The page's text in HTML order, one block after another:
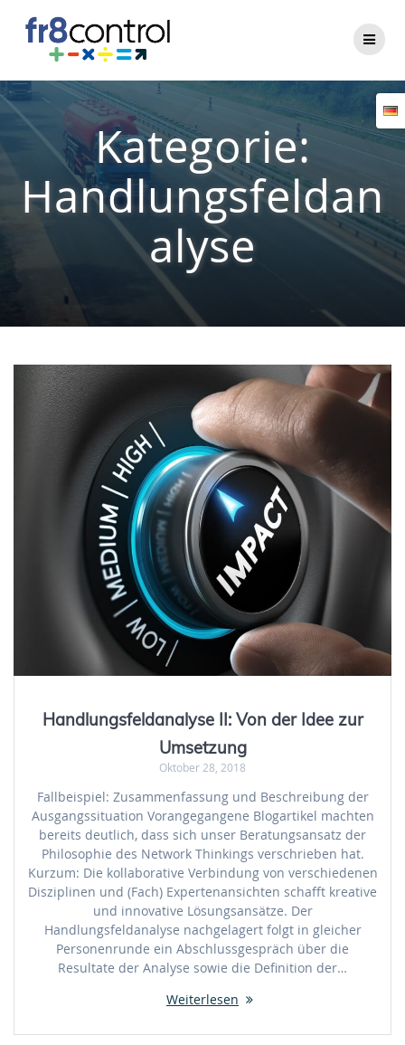
Kategorie:
Handlungsfeldan
alyse
Handlungsfeldanalyse II: Von der Idee zur
Umsetzung
Oktober 28, 2018
Fallbeispiel: Zusammenfassung und Beschreibung der
Ausgangssituation Vorangegangene Blogartikel machten
bereits deutlich, dass sich unser Beratungsansatz der
Philosophie des Network Thinkings verschrieben hat.
Kurzum: Die kollaborative Verbindung von verschiedenen
Disziplinen und (Fach) Expertenansichten schafft kreative
und innovative Lösungsansätze. Der
Handlungsfeldanalyse nachgelagert folgt in gleicher
Personenrunde ein Abschlussgespräch über die
Resultate der Analyse sowie die Definition der…
Weiterlesen